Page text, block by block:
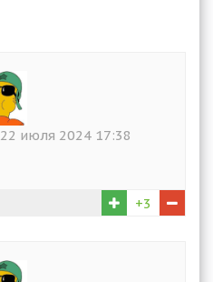
22 июля 2024 17:38
+3